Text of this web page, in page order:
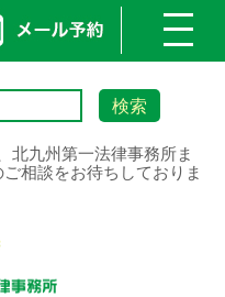
北九州第一法律事務所ま
相談をお待ちしておりま